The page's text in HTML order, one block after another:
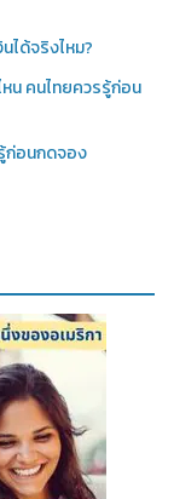
ได้จริงไหม?
หน คนไทยควรรู้ก่อน
ก่อนกดจอง